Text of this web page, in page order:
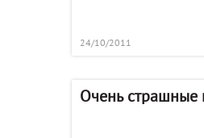
24/10/2011
Очень страшные